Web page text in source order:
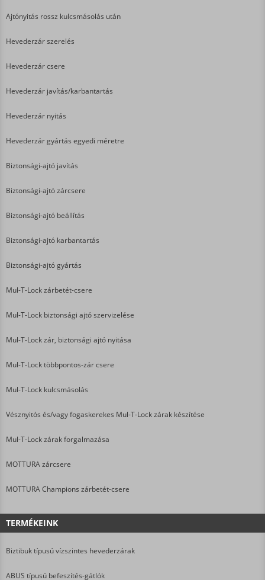
Ajtónyitás rossz kulcsmásolás után
Hevederzár szerelés
Hevederzár csere
Hevederzár javítás/karbantartás
Hevederzár nyitás
Hevederzár gyártás egyedi méretre
Biztonsági-ajtó javítás
Biztonsági-ajtó zárcsere
Biztonsági-ajtó beállítás
Biztonsági-ajtó karbantartás
Biztonsági-ajtó gyártás
Mul-T-Lock zárbetét-csere
Mul-T-Lock biztonsági ajtó szervizelése
Mul-T-Lock zár, biztonsági ajtó nyitása
Mul-T-Lock többpontos-zár csere
Mul-T-Lock kulcsmásolás
Vésznyitós és/vagy fogaskerekes Mul-T-Lock zárak készítése
Mul-T-Lock zárak forgalmazása
MOTTURA zárcsere
MOTTURA Champions zárbetét-csere
TERMÉKEINK
Biztibuk típusú vízszintes hevederzárak
ABUS típusú befeszítés-gátlók